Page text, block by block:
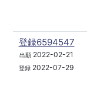
登録6594547
出願 2022-02-21
登録 2022-07-29